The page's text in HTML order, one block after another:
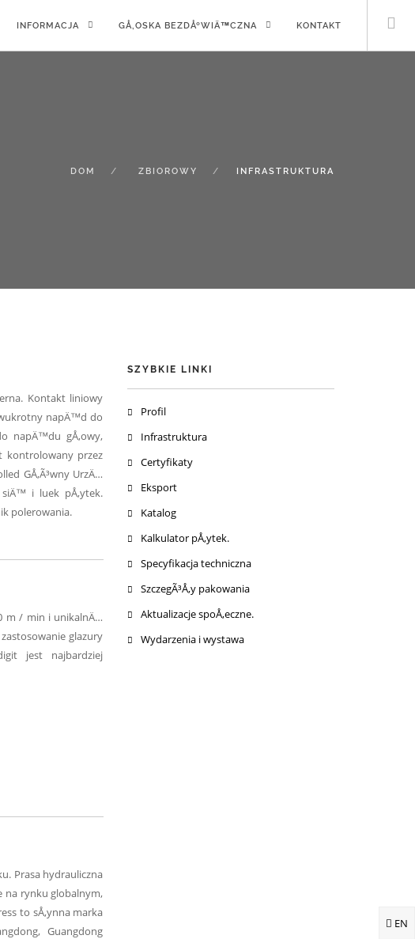
INFORMACJA GÅ‚OSKA BEZDÅºWIÄ™CZNA KONTAKT
EN
DOM ZBIOROWY INFRASTRUKTURA
Kontakt liniowy
napÄ™d do
napÄ™du gÅ‚owy,
kontrolowany przez
GÅ‚Ã³wny UrzÄ…
i luek pÅ‚ytek.
polerowania.
m / min i unikalnÄ…
glazury
jest najbardziej
Prasa hydrauliczna
na rynku globalnym,
to sÅ‚ynna marka
Guangdong
SZYBKIE LINKI
Profil
Infrastruktura
Certyfikaty
Eksport
Katalog
Kalkulator pÅ‚ytek.
Specyfikacja techniczna
SzczegÃ³Å‚y pakowania
Aktualizacje spoÅ‚eczne.
Wydarzenia i wystawa